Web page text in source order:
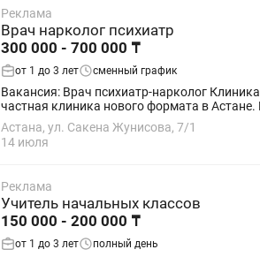
Реклама
Врач нарколог психиатр
300 000 - 700 000 ₸
от 1 до 3 лет сменный график
Вакансия: Врач психиатр-нарколог Клиника:
частная клиника нового формата в
Астана, ул. Сакена Жунисова, 7/1
14 июля
Реклама
Учитель начальных классов
150 000 - 200 000 ₸
от 1 до 3 лет полный день